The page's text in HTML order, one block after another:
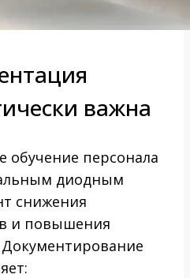
важна
обучение персонала
диодным
снижения
и повышения
Документирование